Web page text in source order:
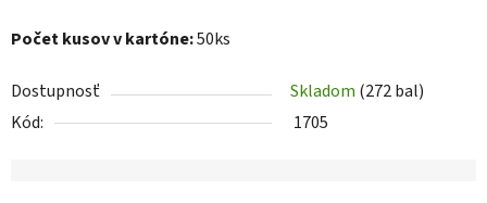
Počet kusov v kartóne:50ks
Dostupnosť Skladom (272 bal)
Kód:
1705